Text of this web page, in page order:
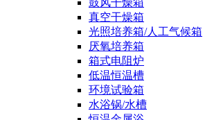
鼓风干燥箱
真空干燥箱
光照培养箱/人工气候箱
厌氧培养箱
箱式电阻炉
低温恒温槽
环境试验箱
水浴锅/水槽